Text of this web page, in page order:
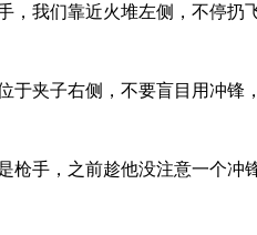
，我们靠近火堆左侧，不停扔
于夹子右侧，不要盲目用冲锋
枪手，之前趁他没注意一个冲